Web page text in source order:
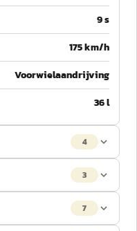
9 s
175 km/h
Voorwielaandrijving
36 l
4
3
7